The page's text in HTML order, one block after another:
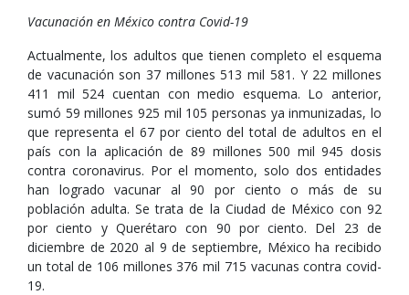
Vacunación en México contra Covid-19
Actualmente, los adultos que tienen completo el esquema
de vacunación son 37 millones 513 mil 581. Y 22 millones
411 mil 524 cuentan con medio esquema. Lo anterior,
sumó 59 millones 925 mil 105 personas ya inmunizadas, lo
que representa el 67 por ciento del total de adultos en el
país con la aplicación de 89 millones 500 mil 945 dosis
contra coronavirus. Por el momento, solo dos entidades
han logrado vacunar al 90 por ciento o más de su
población adulta. Se trata de la Ciudad de México con 92
por ciento y Querétaro con 90 por ciento. Del 23 de
diciembre de 2020 al 9 de septiembre, México ha recibido
un total de 106 millones 376 mil 715 vacunas contra covid-
19.